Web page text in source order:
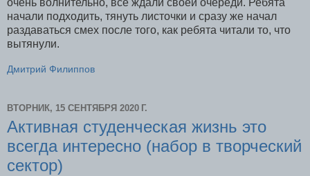
начали подходить, тянуть листочки и сразу же начал
раздаваться смех после того, как ребята читали то, что
вытянули.
Дмитрий Филиппов
ВТОРНИК, 15 СЕНТЯБРЯ 2020 Г.
Активная студенческая жизнь это
всегда интересно (набор в творческий
сектор)